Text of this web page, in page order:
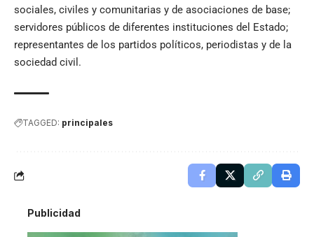
sociales, civiles y comunitarias y de asociaciones de base;
servidores públicos de diferentes instituciones del Estado;
representantes de los partidos políticos, periodistas y de la
sociedad civil.
TAGGED: principales
Publicidad